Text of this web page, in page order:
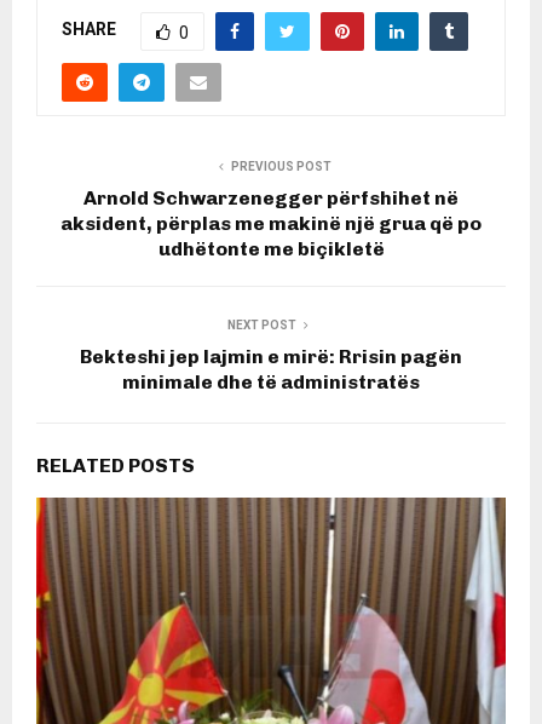
SHARE 0
PREVIOUS POST
Arnold Schwarzenegger përfshihet në
aksident, përplas me makinë një grua që po
udhëtonte me biçikletë
NEXT POST
Bekteshi jep lajmin e mirë: Rrisin pagën
minimale dhe të administratës
RELATED POSTS